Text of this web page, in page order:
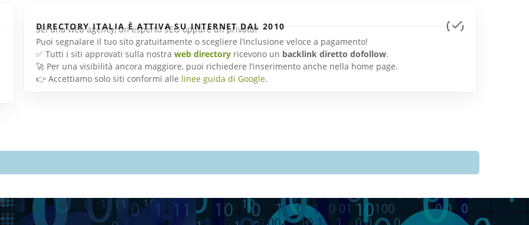
DIRECTORY ITALIA È ATTIVA SU INTERNET DAL 2010
Sei una web agency, un esperto SEO oppure un privato?
Puoi segnalare il tuo sito gratuitamente o scegliere l’inclusione veloce a pagamento!
✅ Tutti i siti approvati sulla nostra web directoryricevono un backlink diretto dofollow.
🚀 Per una visibilità ancora maggiore, puoi richiedere l’inserimento anche nella home page.
👉 Accettiamo solo siti conformi alle linee guida di Google.